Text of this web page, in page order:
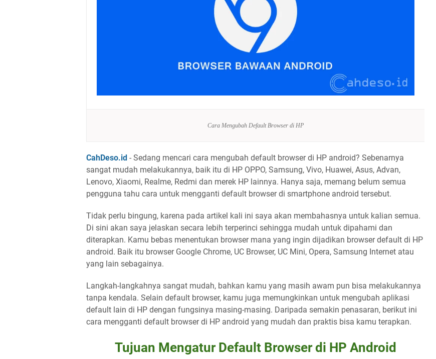
Cara Mengubah Default Browser di HP
CahDeso.id - Sedang mencari cara mengubah default browser di HP android? Sebenarnya
sangat mudah melakukannya, baik itu di HP OPPO, Samsung, Vivo, Huawei, Asus, Advan,
Lenovo, Xiaomi, Realme, Redmi dan merek HP lainnya. Hanya saja, memang belum semua
pengguna tahu cara untuk mengganti default browser di smartphone android tersebut.
Tidak perlu bingung, karena pada artikel kali ini saya akan membahasnya untuk kalian semua.
Di sini akan saya jelaskan secara lebih terperinci sehingga mudah untuk dipahami dan
diterapkan. Kamu bebas menentukan browser mana yang ingin dijadikan browser default di HP
android. Baik itu browser Google Chrome, UC Browser, UC Mini, Opera, Samsung Internet atau
yang lain sebagainya.
Langkah-langkahnya sangat mudah, bahkan kamu yang masih awam pun bisa melakukannya
tanpa kendala. Selain default browser, kamu juga memungkinkan untuk mengubah aplikasi
default lain di HP dengan fungsinya masing-masing. Daripada semakin penasaran, berikut ini
cara mengganti default browser di HP android yang mudah dan praktis bisa kamu terapkan.
Tujuan Mengatur Default Browser di HP Android